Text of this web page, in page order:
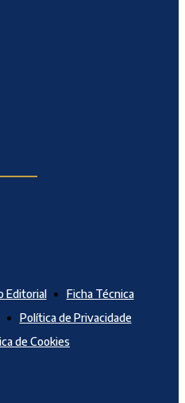
Editorial
Ficha Técnica
Política de Privacidade
de Cookies